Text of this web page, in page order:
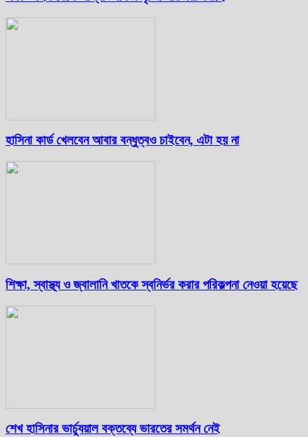
হাসিনা কার্ড খেলবেন আবার বন্ধুত্বও চাইবেন, এটা হয় না
শিক্ষা, স্বাস্থ্য ও জ্বালানি খাতকে স্বনির্ভর করার পরিকল্পনা নেওয়া হয়েছে
শেখ হাসিনার ভার্চ্যুয়াল বক্তব্যে ভারতের সমর্থন নেই